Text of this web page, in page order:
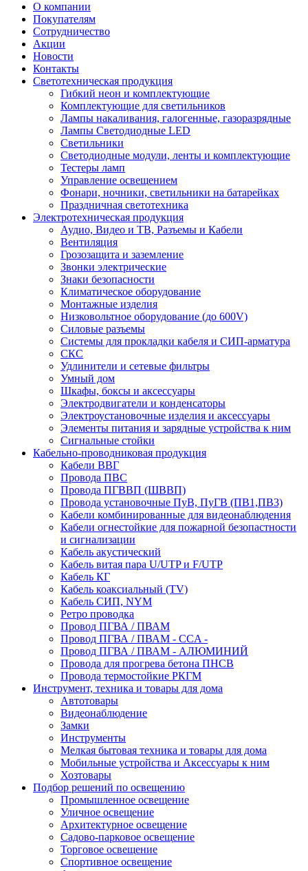
О компании
Покупателям
Сотрудничество
Акции
Новости
Контакты
Светотехническая продукция
Гибкий неон и комплектующие
Комплектующие для светильников
Лампы накаливания, галогенные, газоразрядные
Лампы Светодиодные LED
Светильники
Светодиодные модули, ленты и комплектующие
Тестеры ламп
Управление освещением
Фонари, ночники, светильники на батарейках
Праздничная светотехника
Электротехническая продукция
Аудио, Видео и ТВ, Разъемы и Кабели
Вентиляция
Грозозащита и заземление
Звонки электрические
Знаки безопасности
Климатическое оборудование
Монтажные изделия
Низковольтное оборудование (до 600V)
Силовые разъемы
Системы для прокладки кабеля и СИП-арматура
СКС
Удлинители и сетевые фильтры
Умный дом
Шкафы, боксы и аксессуары
Электродвигатели и конденсаторы
Электроустановочные изделия и аксессуары
Элементы питания и зарядные устройства к ним
Сигнальные стойки
Кабельно-проводниковая продукция
Кабели ВВГ
Провода ПВС
Провода ПГВВП (ШВВП)
Провода установочные ПуВ, ПуГВ (ПВ1,ПВ3)
Кабели комбинированные для видеонаблюдения
Кабели огнестойкие для пожарной безопастности
и сигнализации
Кабель акустический
Кабель витая пара U/UTP и F/UTP
Кабель КГ
Кабель коаксиальный (TV)
Кабель СИП, NYM
Ретро проводка
Провод ПГВА / ПВАМ
Провод ПГВА / ПВАМ - CCA -
Провод ПГВА / ПВАМ - АЛЮМИНИЙ
Провода для прогрева бетона ПНСВ
Провода термостойкие РКГМ
Инструмент, техника и товары для дома
Автотовары
Видеонаблюдение
Замки
Инструменты
Мелкая бытовая техника и товары для дома
Мобильные устройства и Аксессуары к ним
Хозтовары
Подбор решений по освещению
Промышленное освещение
Уличное освещение
Архитектурное освещение
Садово-парковое освещение
Торговое освещение
Спортивное освещение